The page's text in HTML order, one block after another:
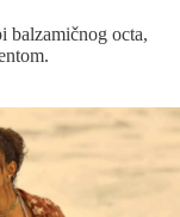
balzamičnog octa,